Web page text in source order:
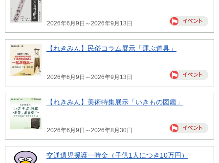
2026年6月9日～2026年9月13日
【れきみん】民俗コラム展示「運ぶ道具」
2026年6月9日～2026年9月13日
【れきみん】美術特集展示「いきもの図鑑」
2026年6月9日～2026年8月30日
交通遺児援護一時金（子供1人につき10万円）